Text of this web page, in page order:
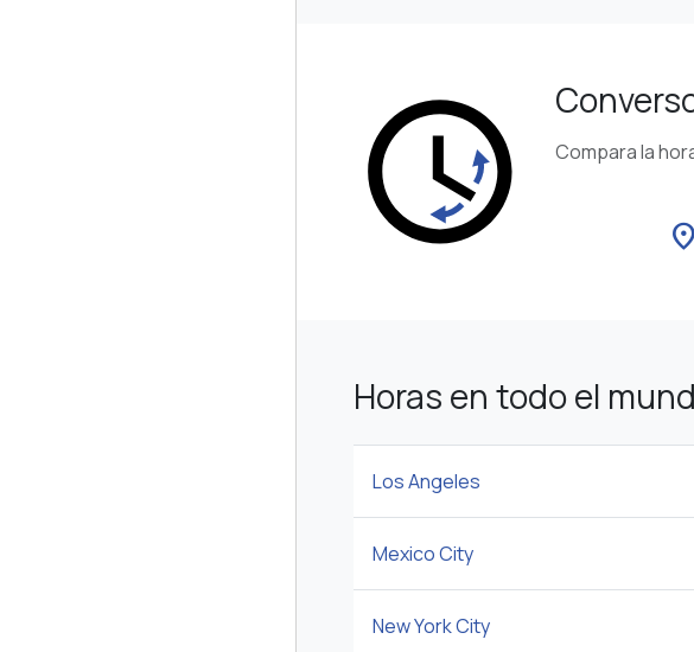
Compara la
location_on
Horas en todo el
Los Angeles
Mexico City
New York City